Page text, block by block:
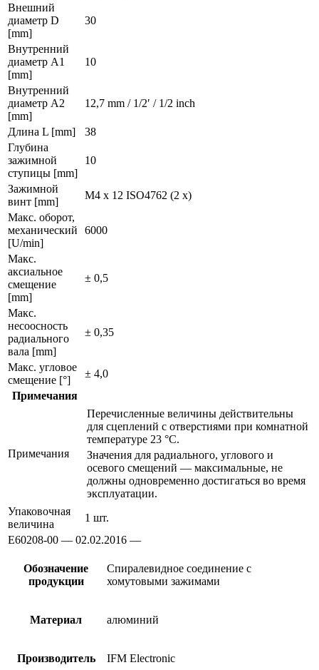
Внешний
диаметр D
[mm]
30
Внутренний
диаметр А1
[mm]
10
Внутренний
диаметр А2
[mm]
12,7 mm / 1/2′ / 1/2 inch
Длина L [mm]
38
Глубина
зажимной
ступицы [mm]
10
Зажимной
винт [mm]
M4 x 12 ISO4762 (2 x)
Макс. оборот,
механический
[U/min]
6000
Макс.
аксиальное
смещение
[mm]
± 0,5
Макс.
несоосность
радиального
вала [mm]
± 0,35
Макс. угловое
смещение [°]
± 4,0
Примечания
Примечания
Перечисленные величины действительны
для сцеплений с отверстиями при комнатной
температуре 23 °C.
Значения для радиального, углового и
осевого смещений — максимальные, не
должны одновременно достигаться во время
эксплуатации.
Упаковочная
величина
1 шт.
E60208-00 — 02.02.2016 —
Обозначение
продукции
Спиралевидное соединение с
хомутовыми зажимами
Материал алюминий
Производитель IFM Electronic